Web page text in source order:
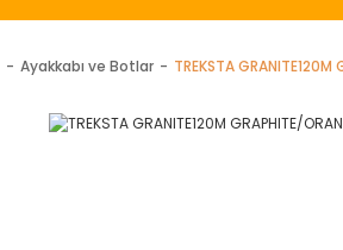
Ayakkabı ve Botlar TREKSTA GRANITE120M